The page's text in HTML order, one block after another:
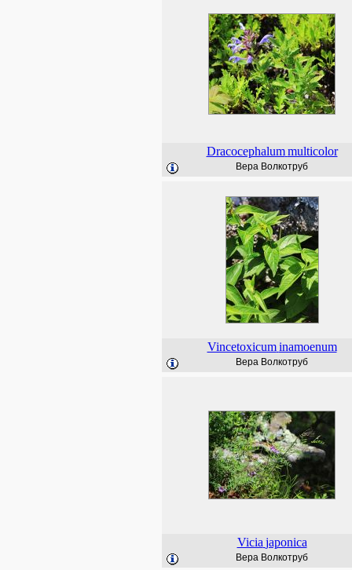
Dracocephalum multicolor
Вера Волкотруб
Vincetoxicum inamoenum
Вера Волкотруб
Vicia japonica
Вера Волкотруб